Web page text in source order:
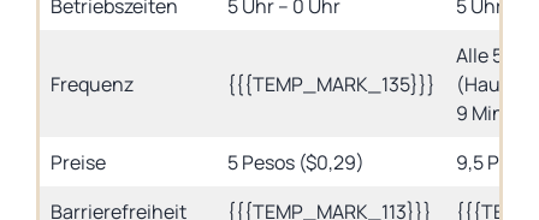
Betriebszeiten 5 Uhr – 0 Uhr 5 Uhr –
Frequenz {{{TEMP_MARK_135}}}
Alle 5
9
Preise
5 Pesos ($0,29)
9,5
Barrierefreiheit
{{{TEMP_MARK_113}}}